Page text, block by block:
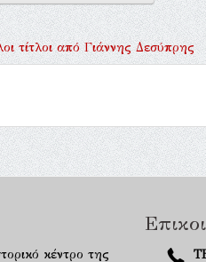
τίτλοι απόΓιάννης Δεσύπρης
κέντρο της